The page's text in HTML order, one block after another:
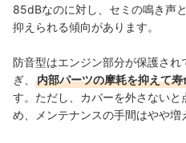
85dBなのに対し、セミの鳴き声
抑えられる傾向があります。
防音型はエンジン部分が保護さ
ぎ、
内部パーツの摩耗を抑えて
す。ただし、カバーを外さない
め、メンテナンスの手間はやや増